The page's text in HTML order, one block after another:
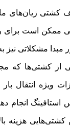
کشتی زیان‌های
ممکن است برای
مبدا مشکلاتی نیز
از کشتی‌ها که
ویژه انتقال
استافینگ انجام
کشتی‌هایی هزینه